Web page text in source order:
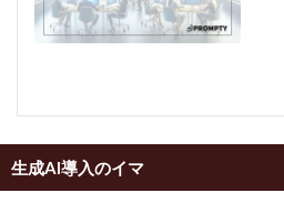
生成AI導入のイマ